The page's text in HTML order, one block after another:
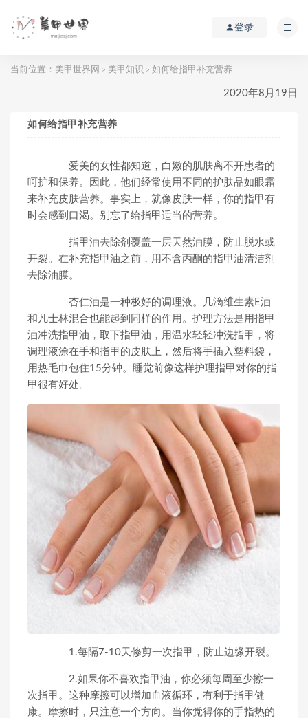
登录
当前位置： 美甲世界网 > 美甲知识 > 如何给指甲补充营养
2020年8月19日
如何给指甲补充营养
爱美的女性都知道，白嫩的肌肤离不开患者的
呵护和保养。因此，他们经常使用不同的护肤品如眼霜
来补充皮肤营养。事实上，就像皮肤一样，你的指甲有
时会感到口渴。别忘了给指甲适当的营养。
指甲油去除剂覆盖一层天然油膜，防止脱水或
开裂。在补充指甲油之前，用不含丙酮的指甲油清洁剂
去除油膜。
杏仁油是一种极好的调理液。几滴维生素E油
和凡士林混合也能起到同样的作用。护理方法是用指甲
油冲洗指甲油，取下指甲油，用温水轻轻冲洗指甲，将
调理液涂在手和指甲的皮肤上，然后将手插入塑料袋，
用热毛巾包住15分钟。睡觉前像这样护理指甲对你的指
甲很有好处。
1.每隔7-10天修剪一次指甲，防止边缘开裂。
2.如果你不喜欢指甲油，你必须每周至少擦一
次指甲。这种摩擦可以增加血液循环，有利于指甲健
康。摩擦时，只注意一个方向。当你觉得你的手指热的